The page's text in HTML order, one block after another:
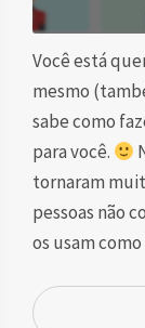
Você está
mesmo
sabe como
para você.
tornaram
pessoas não
os usam